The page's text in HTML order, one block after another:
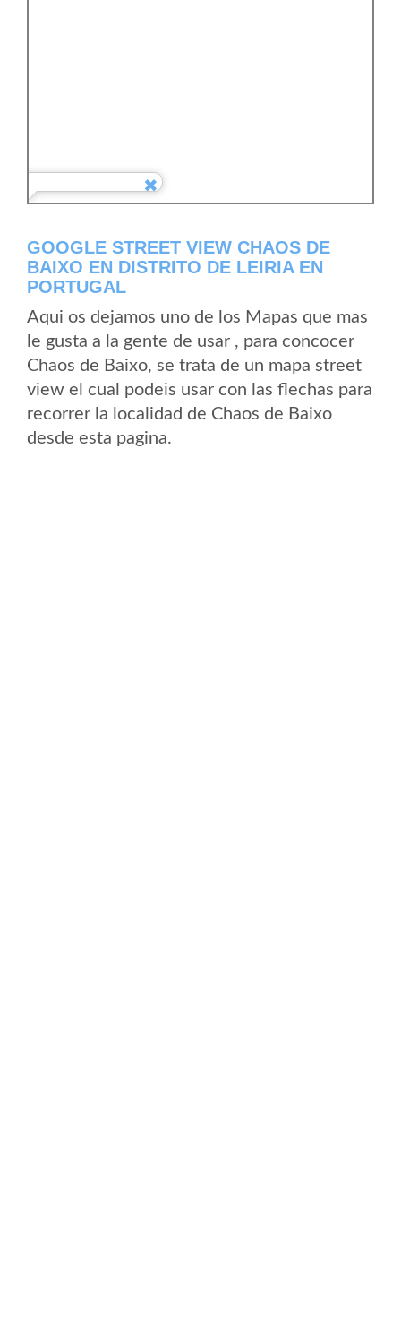
GOOGLE STREET VIEW CHAOS DE
BAIXO EN DISTRITO DE LEIRIA EN
PORTUGAL
Aqui os dejamos uno de los Mapas que mas
le gusta a la gente de usar , para concocer
Chaos de Baixo, se trata de un mapa street
view el cual podeis usar con las flechas para
recorrer la localidad de Chaos de Baixo
desde esta pagina.